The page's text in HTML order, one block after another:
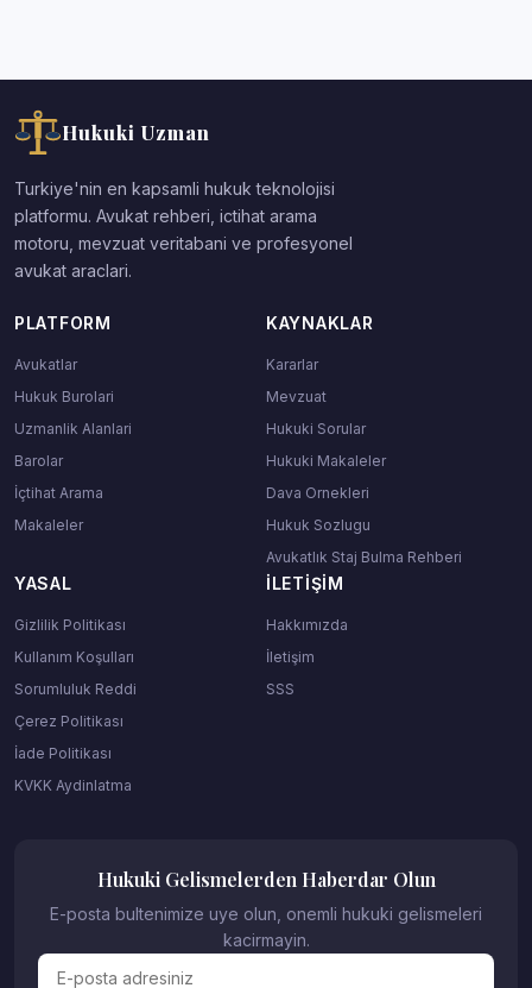
Hukuki Uzman
Turkiye'nin en kapsamli hukuk teknolojisi
platformu. Avukat rehberi, ictihat arama
motoru, mevzuat veritabani ve profesyonel
avukat araclari.
PLATFORM
Avukatlar
Hukuk Burolari
Uzmanlik Alanlari
Barolar
İçtihat Arama
Makaleler
KAYNAKLAR
Kararlar
Mevzuat
Hukuki Sorular
Hukuki Makaleler
Dava Ornekleri
Hukuk Sozlugu
Avukatlık Staj Bulma Rehberi
YASAL
Gizlilik Politikası
Kullanım Koşulları
Sorumluluk Reddi
Çerez Politikası
İade Politikası
KVKK Aydinlatma
İLETIŞIM
Hakkımızda
İletişim
SSS
Hukuki Gelismelerden Haberdar Olun
E-posta bultenimize uye olun, onemli hukuki gelismeleri
kacirmayin.